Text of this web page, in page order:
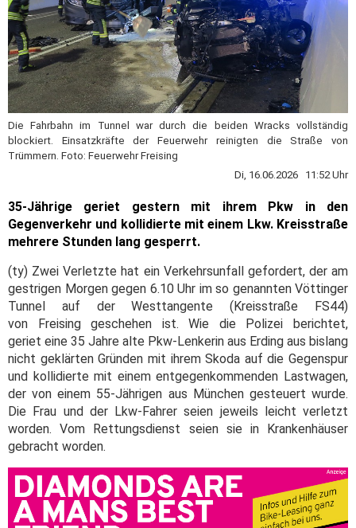
Die Fahrbahn im Tunnel war durch die beiden Wracks vollständig
blockiert. Einsatzkräfte der Feuerwehr reinigten die Straße von
Trümmern. Foto: Feuerwehr Freising
Di, 16.06.2026 11:52 Uhr
35-Jährige geriet gestern mit ihrem Pkw in den
Gegenverkehr und kollidierte mit einem Lkw. Kreisstraße
mehrere Stunden lang gesperrt.
(ty) Zwei Verletzte hat ein Verkehrsunfall gefordert, der am
gestrigen Morgen gegen 6.10 Uhr im so genannten Vöttinger
Tunnel auf der Westtangente (Kreisstraße FS44)
von Freising geschehen ist. Wie die Polizei berichtet,
geriet eine 35 Jahre alte Pkw-Lenkerin aus Erding aus bislang
nicht geklärten Gründen mit ihrem Skoda auf die Gegenspur
und kollidierte mit einem entgegenkommenden Lastwagen,
der von einem 55-Jährigen aus München gesteuert wurde.
Die Frau und der Lkw-Fahrer seien jeweils leicht verletzt
worden. Vom Rettungsdienst seien sie in Krankenhäuser
gebracht worden.